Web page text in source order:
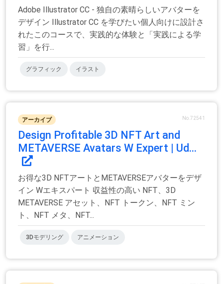
Adobe Illustrator CC - 独自の素晴らしいアバターを
デザイン Illustrator CC を学びたい個人向けに設計さ
れたこのコースで、実践的な体験と「実践による学
習」を行...
グラフィック イラスト
アーカイブ No.72541
Design Profitable 3D NFT Art and
METAVERSE Avatars W Expert | Ud...
お得な3D NFTアートとMETAVERSEアバターをデザ
イン Wエキスパート 収益性の高い NFT、3D
METAVERSE アセット、NFT トークン、NFT ミン
ト、NFT メタ、NFT...
3Dモデリング アニメーション